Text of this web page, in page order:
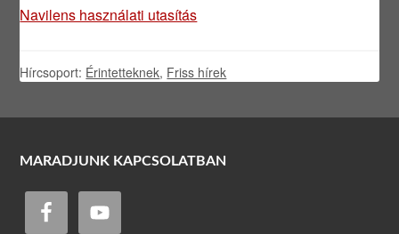
Navilens használati utasítás
Hírcsoport: Érintetteknek, Friss hírek
MARADJUNK KAPCSOLATBAN